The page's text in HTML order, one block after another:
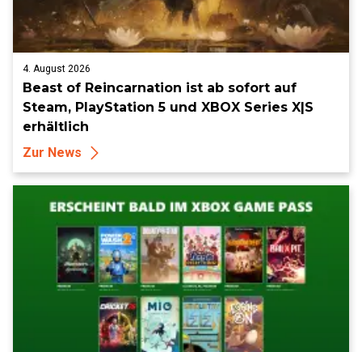
4. August 2026
Beast of Reincarnation ist ab sofort auf
Steam, PlayStation 5 und XBOX Series X|S
erhältlich
Zur News